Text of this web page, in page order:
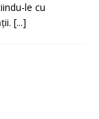
le cu
[...]